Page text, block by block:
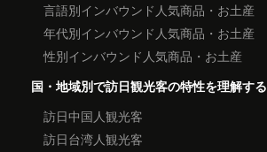
言語別インバウンド人気商品・お土産
年代別インバウンド人気商品・お土産
性別インバウンド人気商品・お土産
国・地域別で訪日観光客の特性を理解する
訪日中国人観光客
訪日台湾人観光客